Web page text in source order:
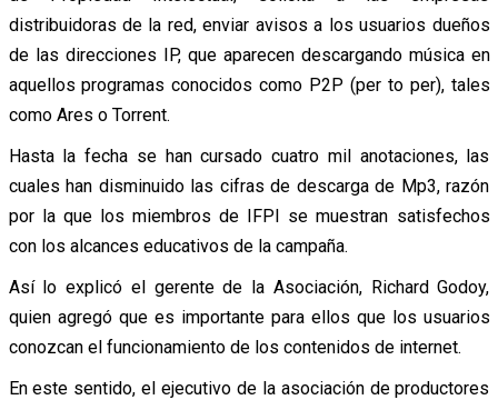
distribuidoras de la red, enviar avisos a los usuarios dueños
de las direcciones IP, que aparecen descargando música en
aquellos programas conocidos como P2P (per to per), tales
como Ares o Torrent.
Hasta la fecha se han cursado cuatro mil anotaciones, las
cuales han disminuido las cifras de descarga de Mp3, razón
por la que los miembros de IFPI se muestran satisfechos
con los alcances educativos de la campaña.
Así lo explicó el gerente de la Asociación, Richard Godoy,
quien agregó que es importante para ellos que los usuarios
conozcan el funcionamiento de los contenidos de internet.
En este sentido, el ejecutivo de la asociación de productores